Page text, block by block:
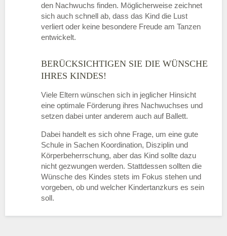
den Nachwuchs finden. Möglicherweise zeichnet
sich auch schnell ab, dass das Kind die Lust
verliert oder keine besondere Freude am Tanzen
entwickelt.
BERÜCKSICHTIGEN SIE DIE WÜNSCHE
IHRES KINDES!
Viele Eltern wünschen sich in jeglicher Hinsicht
eine optimale Förderung ihres Nachwuchses und
setzen dabei unter anderem auch auf Ballett.
Dabei handelt es sich ohne Frage, um eine gute
Schule in Sachen Koordination, Disziplin und
Körperbeherrschung, aber das Kind sollte dazu
nicht gezwungen werden. Stattdessen sollten die
Wünsche des Kindes stets im Fokus stehen und
vorgeben, ob und welcher Kindertanzkurs es sein
soll.